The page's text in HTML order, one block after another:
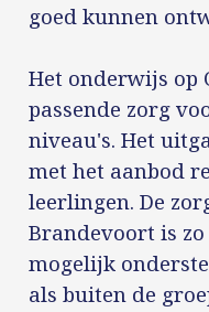
goed kunnen
Het onderwijs op
passende zorg
niveau's. Het
met het aanbod
leerlingen. De
Brandevoort is
mogelijk
als buiten de